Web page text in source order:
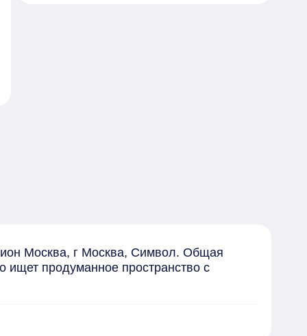
Москва, г Москва, Символ. Общая
ищет продуманное пространство с